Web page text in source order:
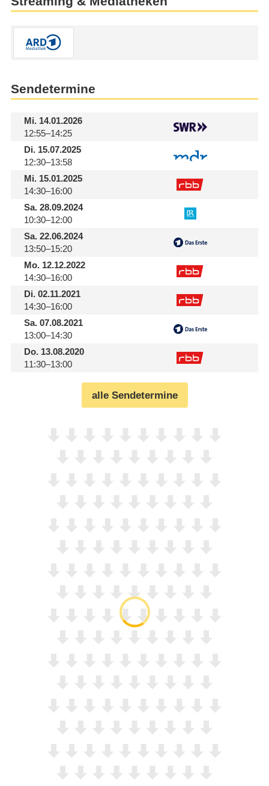
Sendetermine
Mi.14.01.2026
12:55–14:25
Di.15.07.2025
12:30–13:58
Mi.15.01.2025
14:30–16:00
Sa.28.09.2024
10:30–12:00
Sa.22.06.2024
13:50–15:20
Mo.12.12.2022
14:30–16:00
Di.02.11.2021
14:30–16:00
Sa.07.08.2021
13:00–14:30
Do.13.08.2020
11:30–13:00
alle Sendetermine